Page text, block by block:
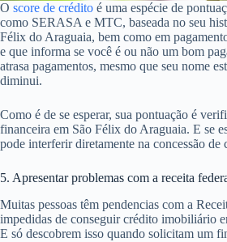
O score de crédito é uma espécie de
como SERASA e MTC, baseada no seu
Félix do Araguaia, bem como em
e que informa se você é ou não um bom
atrasa pagamentos, mesmo que seu nome
diminui.
Como é de se esperar, sua pontuação é
financeira em São Félix do Araguaia. E se
pode interferir diretamente na concessão de
5. Apresentar problemas com a receita
Muitas pessoas têm pendencias com a
impedidas de conseguir crédito imobiliário
E só descobrem isso quando solicitam um